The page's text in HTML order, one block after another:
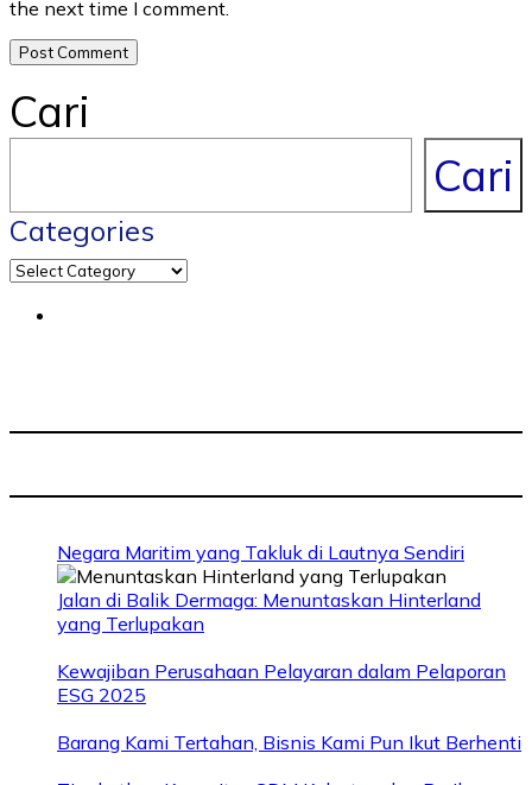
the next time I comment.
Cari
Cari
Categories
Negara Maritim yang Takluk di Lautnya Sendiri
Jalan di Balik Dermaga: Menuntaskan Hinterland
yang Terlupakan
Kewajiban Perusahaan Pelayaran dalam Pelaporan
ESG 2025
Barang Kami Tertahan, Bisnis Kami Pun Ikut Berhenti